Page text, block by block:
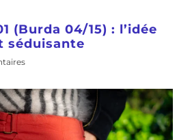
(Burda 04/15) : l’idée
séduisante